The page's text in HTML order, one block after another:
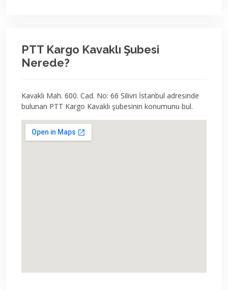
PTT Kargo Kavaklı Şubesi
Nerede?
Kavaklı Mah. 600. Cad. No: 66 Silivri İstanbul adresinde
bulunan PTT Kargo Kavaklı şubesinin konumunu bul.